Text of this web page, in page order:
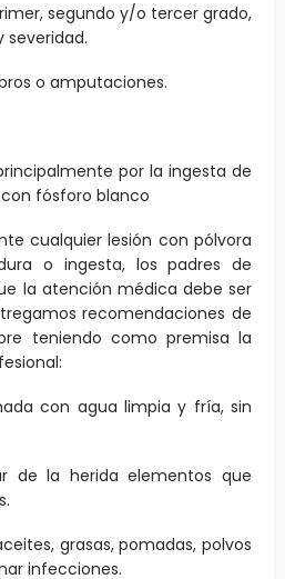
segundo y/o tercer grado,
severidad.
o amputaciones.
por la ingesta de
fósforo blanco
cualquier lesión con pólvora
o ingesta, los padres de
la atención médica debe ser
recomendaciones de
teniendo como premisa la
con agua limpia y fría, sin
la herida elementos que
grasas, pomadas, polvos
infecciones.